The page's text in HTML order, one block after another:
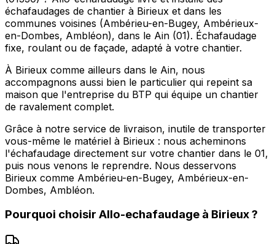
échafaudages de chantier à Birieux et dans les
communes voisines (Ambérieu-en-Bugey, Ambérieux-
en-Dombes, Ambléon), dans le Ain (01). Échafaudage
fixe, roulant ou de façade, adapté à votre chantier.
À Birieux comme ailleurs dans le Ain, nous
accompagnons aussi bien le particulier qui repeint sa
maison que l'entreprise du BTP qui équipe un chantier
de ravalement complet.
Grâce à notre service de livraison, inutile de transporter
vous-même le matériel à Birieux : nous acheminons
l'échafaudage directement sur votre chantier dans le 01,
puis nous venons le reprendre. Nous desservons
Birieux comme Ambérieu-en-Bugey, Ambérieux-en-
Dombes, Ambléon.
Pourquoi choisir Allo-echafaudage à Birieux?